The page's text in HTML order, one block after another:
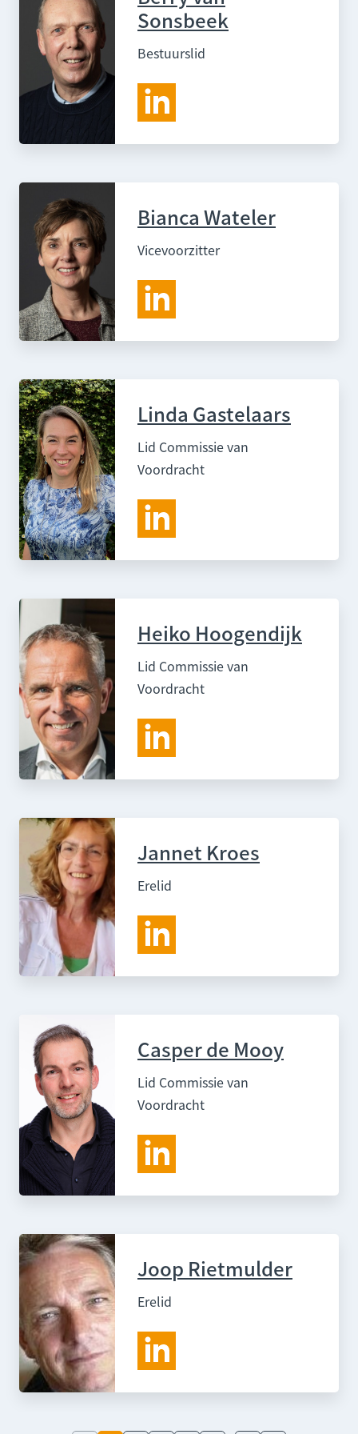
Sonsbeek
Bestuurslid
Bianca Wateler
Vicevoorzitter
Linda Gastelaars
Lid Commissie van
Voordracht
Heiko Hoogendijk
Lid Commissie van
Voordracht
Jannet Kroes
Erelid
Casper de Mooy
Lid Commissie van
Voordracht
Joop Rietmulder
Erelid